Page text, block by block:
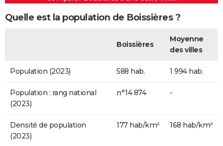
Quelle est la population de Boissières ?
Boissières
Moyenne
des villes
Population (2023) 588 hab. 1 994 hab.
Population : rang national
(2023)
n°14 874 -
Densité de population
(2023)
177 hab/km² 168 hab/km²